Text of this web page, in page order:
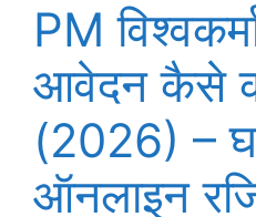
PM
आवेदन कैसे
(2026) –
ऑनलाइन